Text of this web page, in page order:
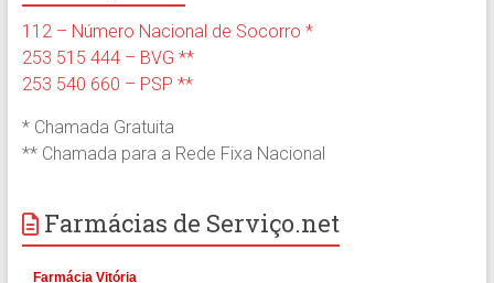
112 – Número Nacional de Socorro *
253 515 444 – BVG **
253 540 660 – PSP **
* Chamada Gratuita
** Chamada para a Rede Fixa Nacional
Farmácias de Serviço.net